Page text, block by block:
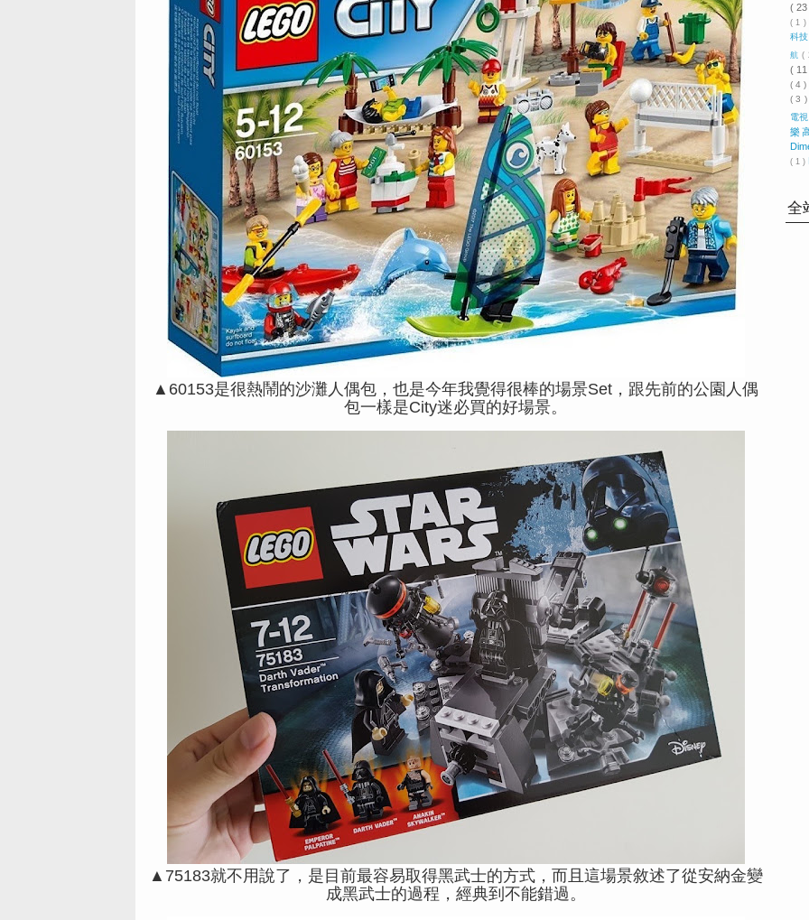
▲60153是很熱鬧的沙灘人偶包，也是今年我覺得很棒的場景Set，跟先前的公園人偶
包一樣是City迷必買的好場景。
▲75183就不用說了，是目前最容易取得黑武士的方式，而且這場景敘述了從安納金變
成黑武士的過程，經典到不能錯過。
(
( 1 )
科
航(
(
( 4 )
( 3 )
電
樂
( 1 )
全